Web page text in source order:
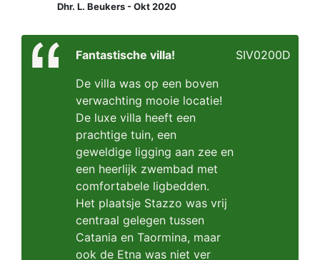
Dhr. L. Beukers - Okt 2020
Fantastische villa!
De villa was op een boven
verwachting mooie locatie!
De luxe villa heeft een
prachtige tuin, een
geweldige ligging aan zee en
een heerlijk zwembad met
comfortabele ligbedden.
Het plaatsje Stazzo was vrij
centraal gelegen tussen
Catania en Taormina, maar
ook de Etna was niet ver
SIV0200D